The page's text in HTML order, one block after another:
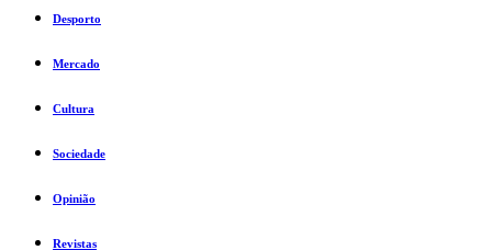
Desporto
Mercado
Cultura
Sociedade
Opinião
Revistas